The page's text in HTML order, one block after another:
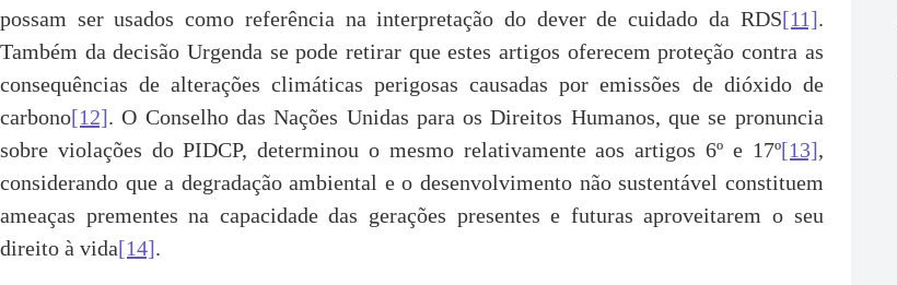
possam ser usados como referência na interpretação do dever de cuidado da RDS[11].
Também da decisão Urgenda se pode retirar que estes artigos oferecem proteção contra as
consequências de alterações climáticas perigosas causadas por emissões de dióxido de
carbono[12]. O Conselho das Nações Unidas para os Direitos Humanos, que se pronuncia
sobre violações do PIDCP, determinou o mesmo relativamente aos artigos 6º e 17º[13],
considerando que a degradação ambiental e o desenvolvimento não sustentável constituem
ameaças prementes na capacidade das gerações presentes e futuras aproveitarem o seu
direito à vida[14].